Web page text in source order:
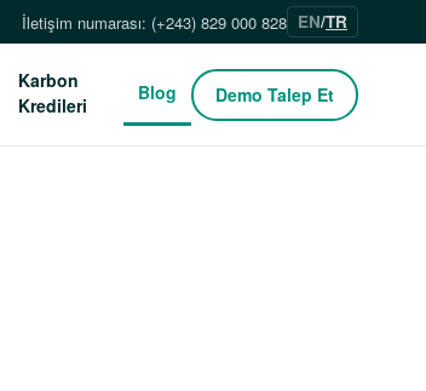
İletişim numarası: (+243) 829 000 828 EN/TR
Karbon
Kredileri
Blog Demo Talep Et